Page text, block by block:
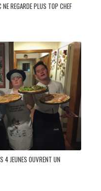
REGARDE PLUS TOP CHEF
4 JEUNES OUVRENT UN